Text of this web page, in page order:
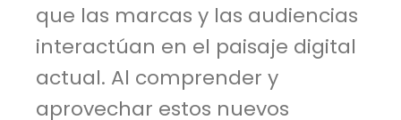
que las marcas y las audiencias
interactúan en el paisaje digital
actual. Al comprender y
aprovechar estos nuevos